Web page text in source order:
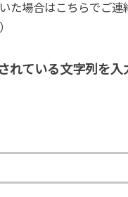
た場合はこちらでご連
れている文字列を入